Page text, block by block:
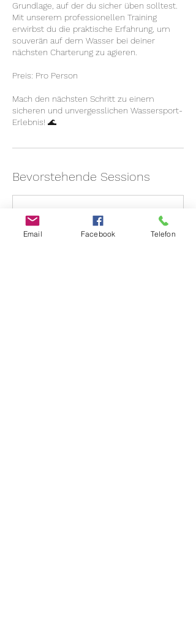
Grundlage, auf der du sicher üben solltest.
Mit unserem professionellen Training
erwirbst du die praktische Erfahrung, um
souverän auf dem Wasser bei deiner
nächsten Charterung zu agieren.
Preis: Pro Person
Mach den nächsten Schritt zu einem
sicheren und unvergesslichen Wassersport-
Erlebnis! 🌊
Bevorstehende Sessions
Email Facebook Telefon